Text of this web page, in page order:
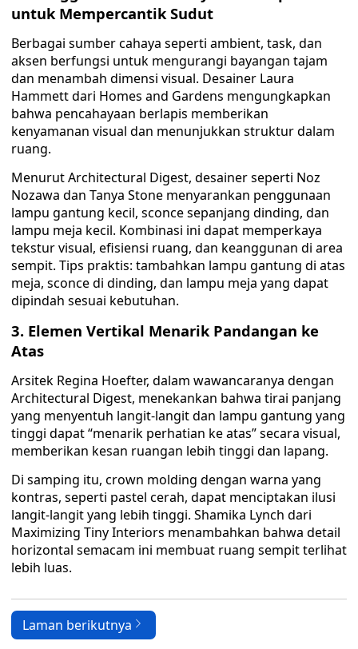
untuk Mempercantik Sudut
Berbagai sumber cahaya seperti ambient, task, dan
aksen berfungsi untuk mengurangi bayangan tajam
dan menambah dimensi visual. Desainer Laura
Hammett dari Homes and Gardens mengungkapkan
bahwa pencahayaan berlapis memberikan
kenyamanan visual dan menunjukkan struktur dalam
ruang.
Menurut Architectural Digest, desainer seperti Noz
Nozawa dan Tanya Stone menyarankan penggunaan
lampu gantung kecil, sconce sepanjang dinding, dan
lampu meja kecil. Kombinasi ini dapat memperkaya
tekstur visual, efisiensi ruang, dan keanggunan di area
sempit. Tips praktis: tambahkan lampu gantung di atas
meja, sconce di dinding, dan lampu meja yang dapat
dipindah sesuai kebutuhan.
3. Elemen Vertikal Menarik Pandangan ke
Atas
Arsitek Regina Hoefter, dalam wawancaranya dengan
Architectural Digest, menekankan bahwa tirai panjang
yang menyentuh langit-langit dan lampu gantung yang
tinggi dapat “menarik perhatian ke atas” secara visual,
memberikan kesan ruangan lebih tinggi dan lapang.
Di samping itu, crown molding dengan warna yang
kontras, seperti pastel cerah, dapat menciptakan ilusi
langit-langit yang lebih tinggi. Shamika Lynch dari
Maximizing Tiny Interiors menambahkan bahwa detail
horizontal semacam ini membuat ruang sempit terlihat
lebih luas.
Laman berikutnya